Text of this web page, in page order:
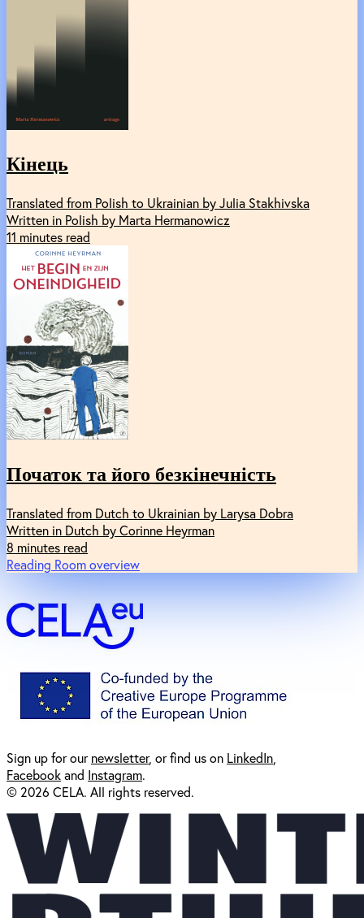
Кінець
Translated from Polish to Ukrainian by Julia Stakhivska
Written in Polish by Marta Hermanowicz
11 minutes read
Початок та його безкінечність
Translated from Dutch to Ukrainian by Larysa Dobra
Written in Dutch by Corinne Heyrman
8 minutes read
Reading Room overview
Sign up for ournewsletter, or find us on LinkedIn
Facebookand Instagram.
© 2026 CELA. All rights reserved.